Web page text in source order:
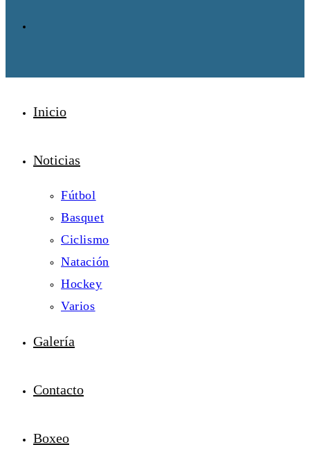
Inicio
Noticias
Fútbol
Basquet
Ciclismo
Natación
Hockey
Varios
Galería
Contacto
Boxeo